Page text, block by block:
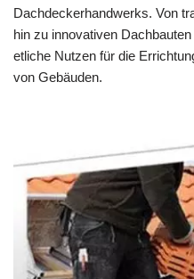
Dachdeckerhandwerks. Von
hin zu innovativen
etliche Nutzen für die
von Gebäuden.